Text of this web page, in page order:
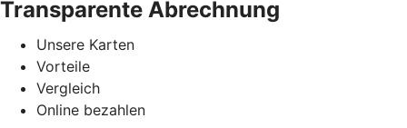
Transparente Abrechnung
Unsere Karten
Vorteile
Vergleich
Online bezahlen